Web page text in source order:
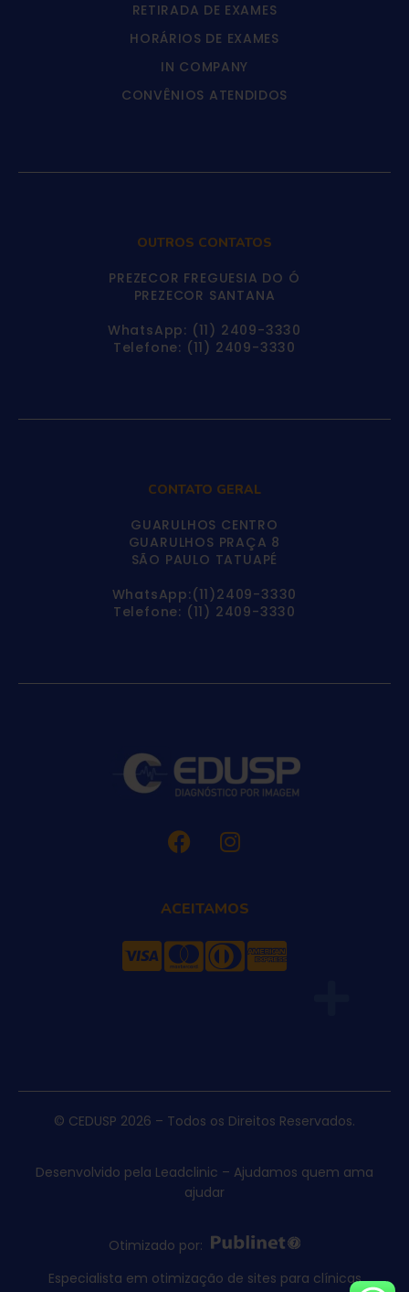
ACEITAMOS
CONTATO GERAL
GUARULHOS CENTRO
GUARULHOS PRAÇA 8
SÃO PAULO TATUAPÉ
WhatsApp:(11)2409-3330
Telefone: (11) 2409-3330
OUTROS CONTATOS
PREZECOR FREGUESIA DO Ó
PREZECOR SANTANA
WhatsApp: (11) 2409-3330
Telefone: (11) 2409-3330
RETIRADA DE EXAMES
HORÁRIOS DE EXAMES
IN COMPANY
CONVÊNIOS ATENDIDOS
© CEDUSP 2026 – Todos os Direitos Reservados.
Desenvolvido pela Leadclinic – Ajudamos quem ama
ajudar
Otimizado por:
Especialista em otimização de sites para clínicas